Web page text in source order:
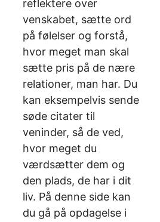
reflektere over
venskabet, sætte ord
på følelser og forstå,
hvor meget man skal
sætte pris på de nære
relationer, man har. Du
kan eksempelvis sende
søde citater til
veninder, så de ved,
hvor meget du
værdsætter dem og
den plads, de har i dit
liv. På denne side kan
du gå på opdagelse i